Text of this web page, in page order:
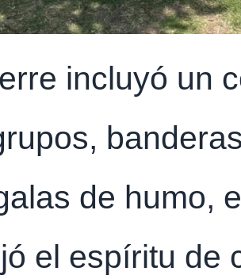
incluyó un
de humo,
el espíritu de